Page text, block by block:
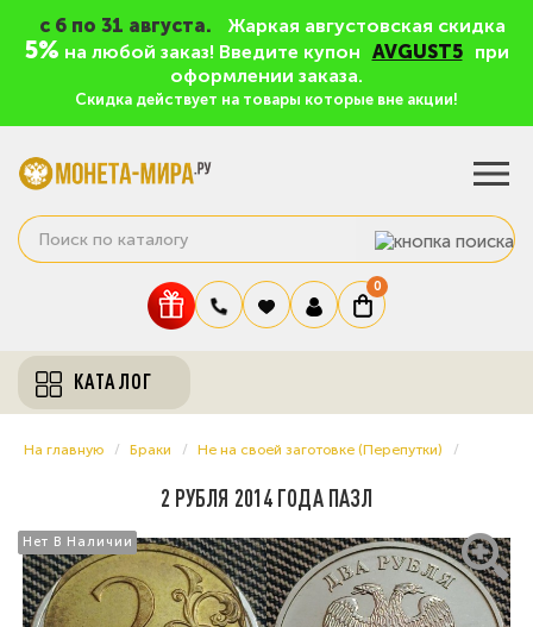
c 6 по 31 августа. Жаркая августовская скидка
5% на любой заказ! Введите купон AVGUST5
при
оформлении заказа.
Скидка действует на товары которые вне акции!
0
КАТАЛОГ
На главную Браки Не на своей заготовке (Перепутки)
2 РУБЛЯ 2014 ГОДА ПАЗЛ
Нет В Наличии
Нет В Наличии